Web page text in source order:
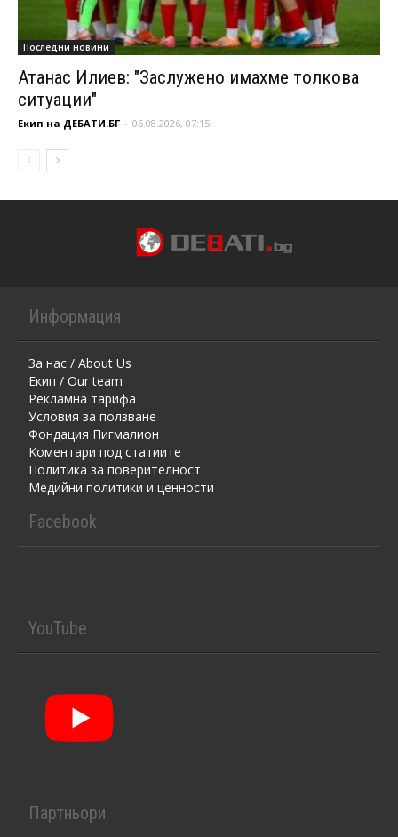
Последни новини
Атанас Илиев: "Заслужено имахме толкова
ситуации"
Екип на ДЕБАТИ.БГ - 06.08.2026, 07:15
Информация
За нас / About Us
Екип / Our team
Рекламна тарифа
Условия за ползване
Фондация Пигмалион
Kоментaри под статиите
Политика за поверителност
Медийни политики и ценности
Facebook
YouTube
Партньори